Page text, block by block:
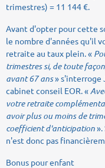
trimestres) = 11 144 €.
Avant d'opter pour cette
le nombre d'années qu'il
retraite au taux plein. «
trimestres si, de toute
avant 67 ans» s'interroge
cabinet conseil EOR. «
votre retraite
avoir plus ou moins de
coefficient d'anticipation
n'est donc pas
Bonus pour enfant